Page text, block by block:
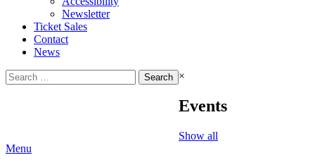
Newsletter
Ticket Sales
Contact
News
Search
for:
×
Events
Show all
Menu